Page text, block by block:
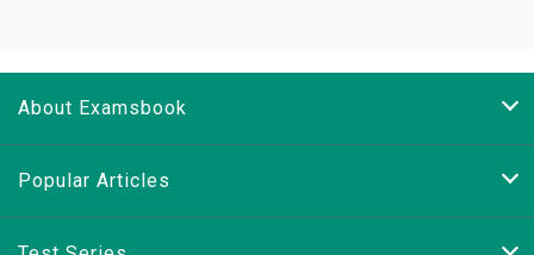
About Examsbook
Popular Articles